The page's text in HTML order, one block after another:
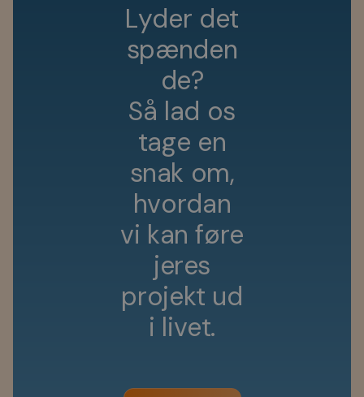
Lyder det
spænden
de?
Så lad os
tage en
snak om,
hvordan
vi kan føre
jeres
projekt ud
i livet.